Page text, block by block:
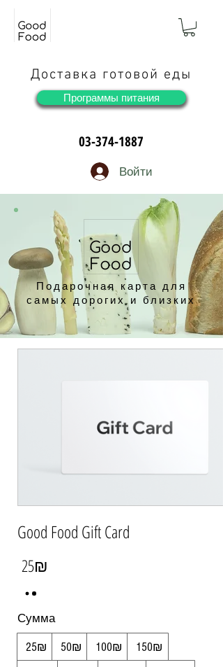
Доставка готовой еды
Программы питания
03-374-1887
Войти
Подарочная карта для
самых дорогих и близких
Good Food Gift Card
‏25 ‏₪
Сумма
‏25 ‏₪ ‏50 ‏₪ ‏100 ‏₪ ‏150 ‏₪